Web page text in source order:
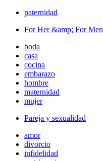
paternidad
For Her &amp; For Men
boda
casa
cocina
embarazo
hombre
maternidad
mujer
Pareja y sexualidad
amor
divorcio
infidelidad